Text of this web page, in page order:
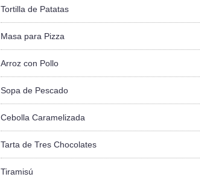
Tortilla de Patatas
Masa para Pizza
Arroz con Pollo
Sopa de Pescado
Cebolla Caramelizada
Tarta de Tres Chocolates
Tiramisú